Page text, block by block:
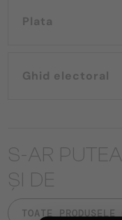
Plata
Ghid electoral
S-AR
ȘI DE
TOATE PRODUSELE